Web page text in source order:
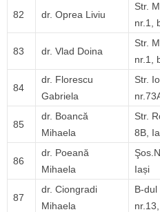
82 dr. Oprea Liviu
Str.
nr.1,
83 dr. Vlad Doina
Str.
nr.1,
84
dr. Florescu
Gabriela
Str.
85
dr. Boancă
Mihaela
Str.
8B,
86
dr. Poeană
Mihaela
Iași
87
dr. Ciongradi
Mihaela
B-dul